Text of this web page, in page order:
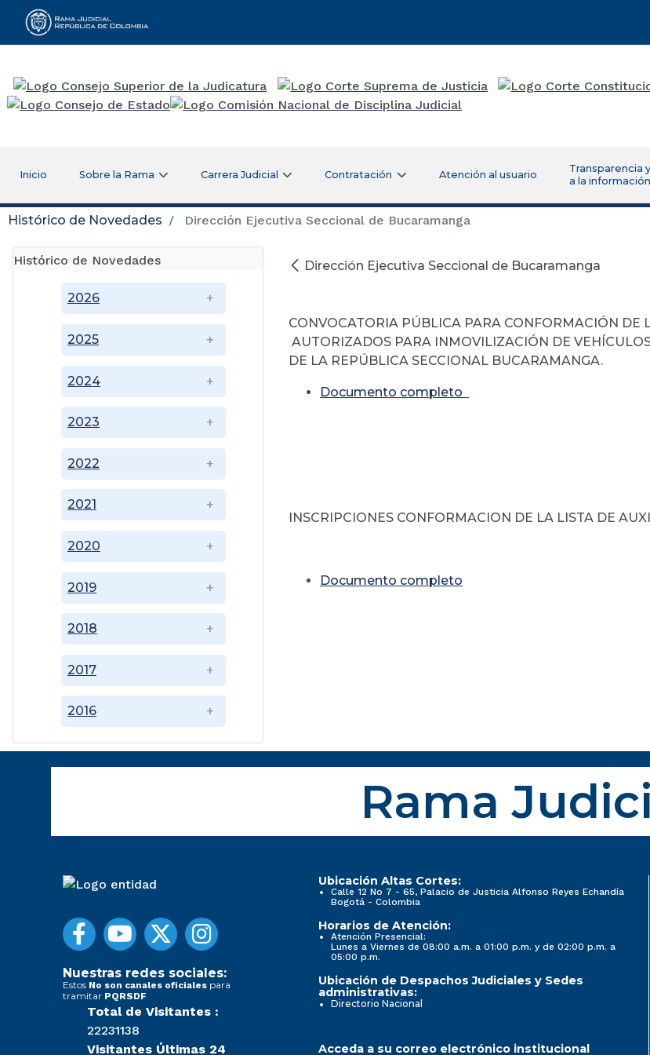
Rama Judicial
Inicio Sobre la Rama Carrera Judicial Contratación Atención al usuario
Transparencia
a la
Histórico de Novedades Dirección Ejecutiva Seccional de Bucaramanga
Histórico de Novedades
2016
2017
2018
2019
2020
2021
2022
2023
2024
2025
2026
Dirección Ejecutiva Seccional de Bucaramanga
21 de
CONVOCATORIA PÚBLICA PARA CONFORMACIÓN DE
AUTORIZADOS PARA INMOVILIZACIÓN DE
DE LA REPÚBLICA SECCIONAL BUCARAMANGA.
Documento completo
21 de
INSCRIPCIONES CONFORMACION DE LA LISTA DE
Documento completo
Rama
Nuestras redes sociales:
Estos No son canales oficiales para
tramitar PQRSDF
Total de Visitantes :
22231138
Visitantes Últimas 24
Ubicación Altas Cortes:
Calle 12 No 7 - 65, Palacio de Justicia Alfonso Reyes Echandía
Bogotá - Colombia
Horarios de Atención:
Atención Presencial:
Lunes a Viernes de 08:00 a.m. a 01:00 p.m. y de 02:00 p.m. a
05:00 p.m.
Ubicación de Despachos Judiciales y Sedes
administrativas:
Directorio Nacional
Acceda a su correo electrónico institucional